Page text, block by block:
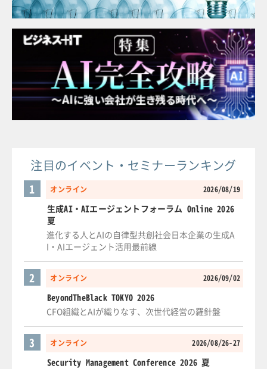
注目のイベント・セミナーランキング
オンライン 2026/08/19
1
生成AI・AIエージェントフォーラム Online 2026
夏
進化する人とAIの自律型共創社会日本企業の生成A
I・AIエージェント活用最前線
オンライン 2026/09/02
2
BeyondTheBlack TOKYO 2026
CFO組織とAIが織りなす、次世代経営の羅針盤
オンライン 2026/08/26-27
3
Security Management Conference 2026 夏